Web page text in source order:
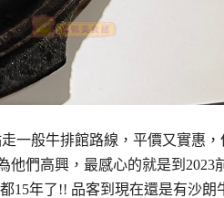
一般牛排館路線，平價又實惠，
他們高興，最感心的就是到2023
15年了!! 品客到現在還是有沙朗